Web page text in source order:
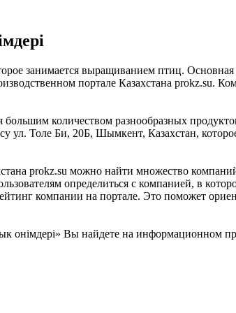
занимается выращиванием птиц.
портале Казахстана prokz.su.
количеством разнообразных
ул. Толе Би, 20Б, Шымкент, Казахстан,
prokz.su можно найти множество
определиться с компанией, в
компании на портале. Это поможет
Вы найдете на информационном